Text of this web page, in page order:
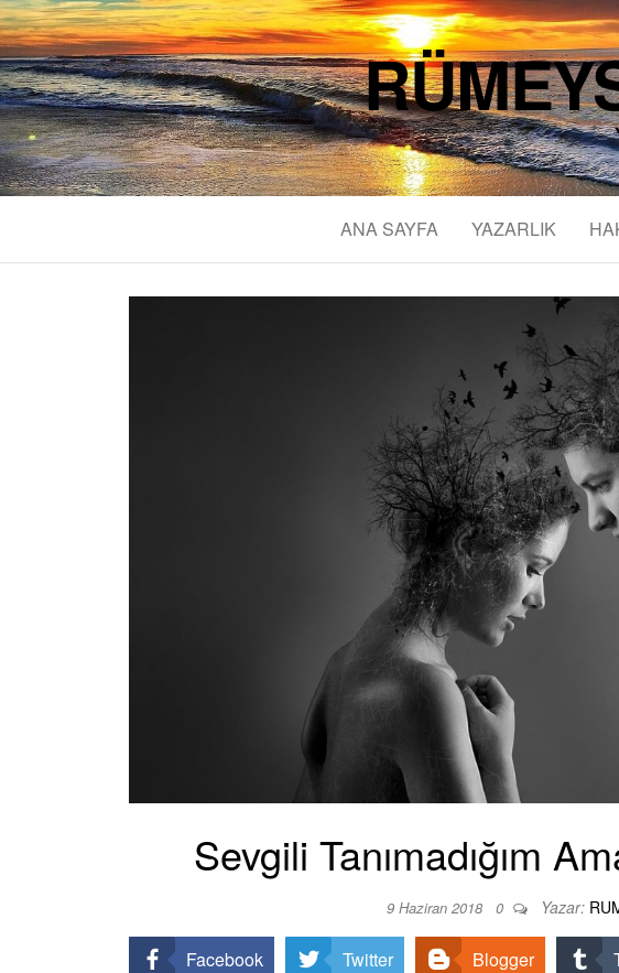
ANA SAYFA YAZARLIK
Sevgili Tanımadığım
9 Haziran 2018 0 Yazar:
Facebook Twitter Blogger